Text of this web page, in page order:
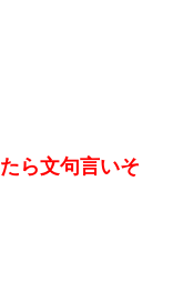
ら文句言いそ